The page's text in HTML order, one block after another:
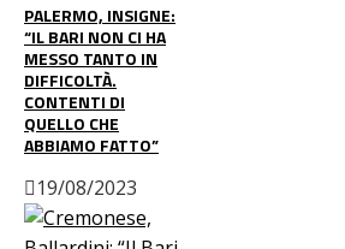
PALERMO, INSIGNE:
“IL BARI NON CI HA
MESSO TANTO IN
DIFFICOLTÀ.
CONTENTI DI
QUELLO CHE
ABBIAMO FATTO”
19/08/2023